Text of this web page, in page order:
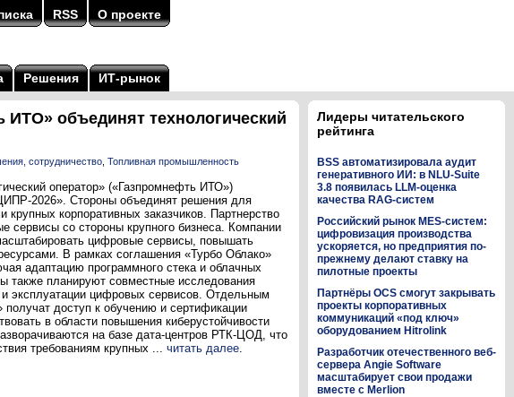
RSS О проекте
Решения ИТ-рынок
объединят технологический
сотрудничество Топливная промышленность
оператор» («Газпромнефть ИТО»)
2026». Стороны объединят решения для
корпоративных заказчиков. Партнерство
со стороны крупного бизнеса. Компании
цифровые сервисы, повышать
В рамках соглашения «Турбо Облако»
адаптацию программного стека и облачных
планируют совместные исследования
и эксплуатации цифровых сервисов. Отдельным
доступ к обучению и сертификации
в области повышения киберустойчивости
на базе дата-центров РТК-ЦОД, что
требованиям крупных ... читать далее.
Лидеры читательского
рейтинга
BSS автоматизировала аудит
генеративного ИИ: в NLU-Suite
3.8 появилась LLM-оценка
качества RAG-систем
Российский рынок MES-систем:
цифровизация производства
ускоряется, но предприятия по-
прежнему делают ставку на
пилотные проекты
Партнёры OCS смогут закрывать
проекты корпоративных
коммуникаций «под ключ»
оборудованием Hitrolink
Разработчик отечественного веб-
сервера Angie Software
масштабирует свои продажи
вместе с Merlion